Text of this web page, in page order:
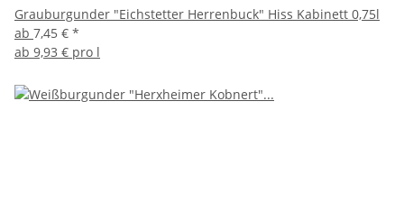
Grauburgunder "Eichstetter Herrenbuck" Hiss Kabinett 0,75l
ab 7,45 € *
ab 9,93 € pro l